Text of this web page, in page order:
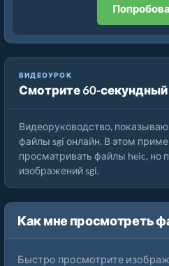
ВИДЕОУРОК
Смотрите 60-
Как просматривать файлы sgi
Видеоруководство,
файлы sgi онлайн. В этом
просматривать файлы heic, но
изображений sgi.
Как мне просмотреть
Быстро просмотрите